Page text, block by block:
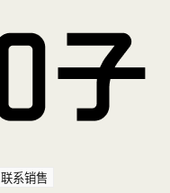
联系销售